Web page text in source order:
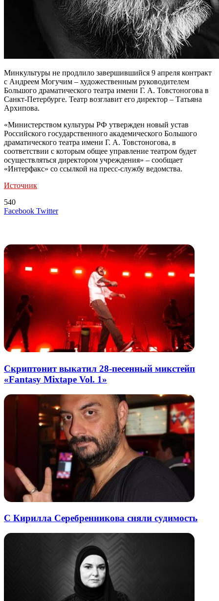
Минкультуры не продлило завершившийся 9 апреля контракт
с Андреем Могучим – художественным руководителем
Большого драматического театра имени Г. А. Товстоногова в
Санкт-Петербурге. Театр возглавит его директор – Татьяна
Архипова.
«Министерством культуры РФ утвержден новый устав
Российского государственного академического Большого
драматического театра имени Г. А. Товстоногова, в
соответствии с которым общее управление театром будет
осуществляться директором учреждения» – сообщает
«Интерфакс» со ссылкой на пресс-службу ведомства.
Источник
540
Facebook TwitterLinkedIn
Tumblr
Reddit
Вконтакте
Одноклассники
Skype
Messenger
Messenger
WhatsApp
Telegram
Viber
Line
Поделиться
Печатать
Скриптонит выкатил 28-песенный микстейп
«Fantasy Mixtape Vol. 1»
С Кирилла Серебренникова сняли судимость